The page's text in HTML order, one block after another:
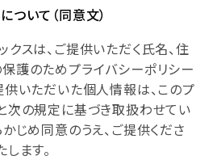
いて（同意文）
スは、ご提供いただく氏名、住
護のためプライバシーポリシー
供いただいた個人情報は、このプ
次の規定に基づき取扱わせてい
じめ同意のうえ、ご提供くださ
ます。